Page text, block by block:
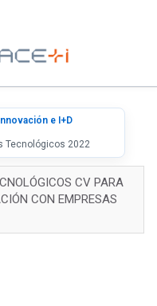
Innovación e I+D
Tecnológicos 2022
CV PARA
CON EMPRESAS